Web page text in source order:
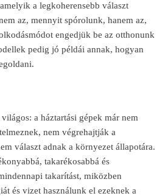
a legkoherensebb választ
az, mennyit spórolunk, hanem az,
engedjük be az otthonunk
pedig jó példái annak, hogyan
a háztartási gépek már nem
nem végrehajtják a
választ adnak a környezet állapotára.
takarékosabbá és
takarítást, miközben
és vizet használunk el ezeknek a